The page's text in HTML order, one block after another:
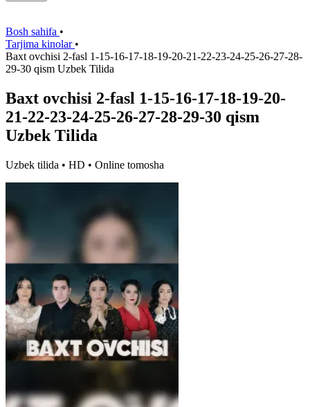
Bosh sahifa •
Tarjima kinolar •
Baxt ovchisi 2-fasl 1-15-16-17-18-19-20-21-22-23-24-25-26-27-28-
29-30 qism Uzbek Tilida
Baxt ovchisi 2-fasl 1-15-16-17-18-19-20-
21-22-23-24-25-26-27-28-29-30 qism
Uzbek Tilida
Uzbek tilida • HD • Online tomosha